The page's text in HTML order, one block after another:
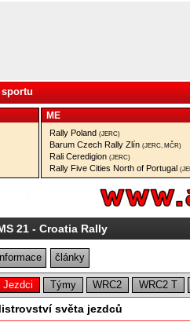
ME
Rally Poland (JERC)
Barum Czech Rally Zlín (JERC, MČR)
Rali Ceredigion (JERC)
Rally Five Cities North of Portugal
21- Croatia Rally
články
Jezdci Týmy WRC2 WRC2 T
světa jezdců